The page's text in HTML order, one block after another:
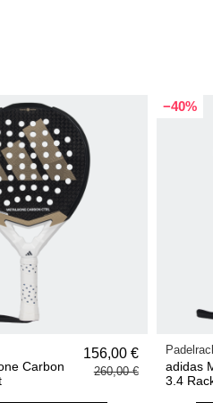
Carbon
156,00 €
260,00 €
−40%
adidas
3.4